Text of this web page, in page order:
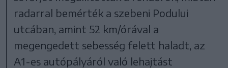
radarral bemérték a szebeni Podului
utcában, amint 52 km/órával a
megengedett sebesség felett haladt, az
A1-es autópályáról való lehajtást